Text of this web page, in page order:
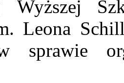
Wyższej
Leona